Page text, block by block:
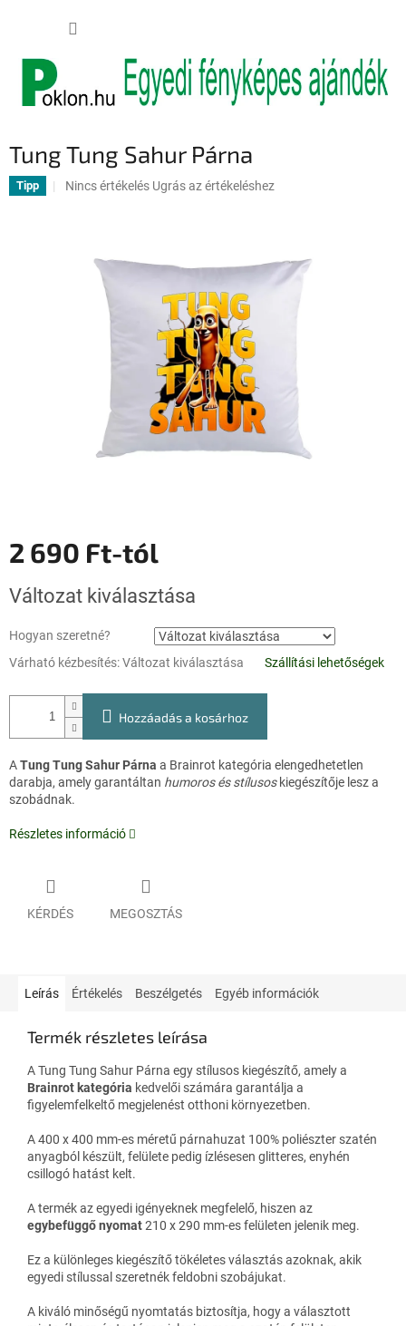
tartalomhoz
Tung Tung Sahur Párna
Tipp
A
Nincs értékelés Ugrás az értékeléshez
2 690 Ft-tól
Változat kiválasztása
Hogyan szeretné?
Várható kézbesítés:Változat kiválasztása Szállítási lehetőségek
Hozzáadás a kosárhoz
ATung Tung Sahur Párna a Brainrot kategória elengedhetetlen
darabja, amely garantáltan humoros és stílusoskiegészítője lesz a
szobádnak.
Részletes információ
KÉRDÉS MEGOSZTÁS
Leírás Értékelés Beszélgetés Egyéb információk
Termék részletes leírása
A Tung Tung Sahur Párna egy stílusos kiegészítő, amely a
Brainrot kategória kedvelői számára garantálja a
figyelemfelkeltő megjelenést otthoni környezetben.
A 400 x 400 mm-es méretű párnahuzat 100% poliészter szatén
anyagból készült, felülete pedig ízlésesen glitteres, enyhén
csillogó hatást kelt.
A termék az egyedi igényeknek megfelelő, hiszen az
egybefüggő nyomat210 x 290 mm-es felületen jelenik meg.
Ez a különleges kiegészítő tökéletes választás azoknak, akik
egyedi stílussal szeretnék feldobni szobájukat.
A kiváló minőségű nyomtatás biztosítja, hogy a választott